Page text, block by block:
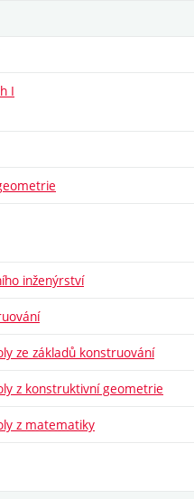
I
inženýrství
ze základů konstruování
z konstruktivní geometrie
z matematiky